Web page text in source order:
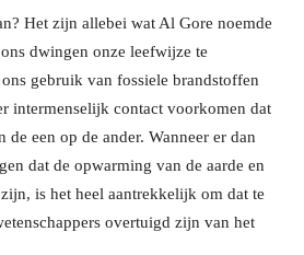
Het zijn allebei wat Al Gore noemde
dwingen onze leefwijze te
gebruik van fossiele brandstoffen
intermenselijk contact voorkomen dat
een op de ander. Wanneer er dan
dat de opwarming van de aarde en
is het heel aantrekkelijk om dat te
overtuigd zijn van het